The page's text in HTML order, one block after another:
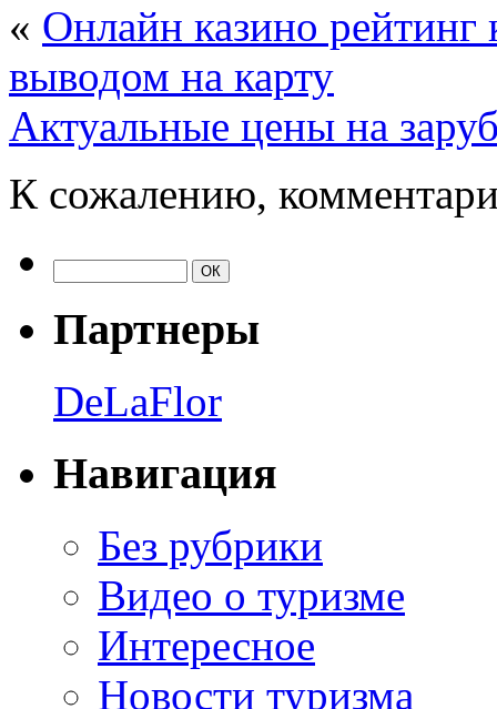
« Онлайн казино рейтинг
выводом на карту
Актуальные цены на
К сожалению,
Партнеры
DeLaFlor
Навигация
Без рубрики
Видео о туризме
Интересное
Новости туризма